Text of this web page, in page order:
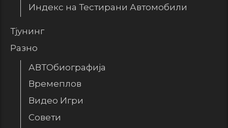
Индекс на Тестирани Автомобили
Тјунинг
Разно
АВТОбиографија
Времеплов
Видео Игри
Совети